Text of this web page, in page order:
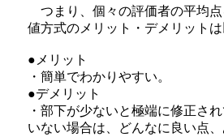
つまり、個々の評価者の平均
値方式のメリット・デメリットは
●メリット
・簡単でわかりやすい。
●デメリット
・部下が少ないと極端に修正さ
いない場合は、どんなに良い点